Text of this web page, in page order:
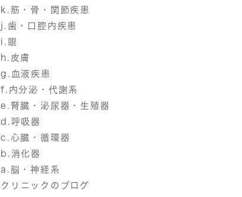
k.筋・骨・関節疾患
j.歯・口腔内疾患
i.眼
h.皮膚
g.血液疾患
f.内分泌・代謝系
e.腎臓・泌尿器・生殖器
d.呼吸器
c.心臓・循環器
b.消化器
a.脳・神経系
クリニックのブログ